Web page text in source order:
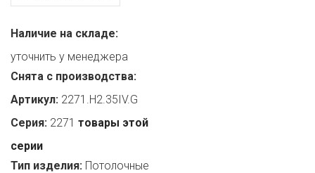
Наличие на складе:
уточнить у менеджера
Снята с производства:
Артикул: 2271.H2.35IV.G
Серия: 2271 товары этой
серии
Тип изделия: Потолочные